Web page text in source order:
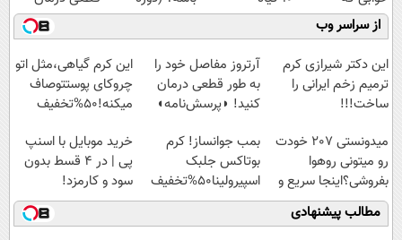
میلیاردر شد.
آموزش رایگان
موثر(تخفیف تا
امشب)
رایگان درآمد
میلیاردی)
کنید!
◗پرسش‌نامه◖
از سراسر وب
این دکتر شیرازی کرم
ترمیم زخم ایرانی را
ساخت!!!
آرتروز مفاصل خود را
به طور قطعی درمان
کنید! ◗پرسش‌نامه◖
این کرم گیاهی،مثل اتو
چروکای پوستتوصاف
میکنه!50%تخفیف
میدونستی 207 خودت
رو میتونی روهوا
بفروشی؟اینجا سریع و
راحت بفروش
بمب جوانساز! کرم
بوتاکس جلبک
اسپیرولینا50%تخفیف
خرید موبایل با اسنپ
پی | در ۴ قسط بدون
سود و کارمزد!
مطالب پیشنهادی